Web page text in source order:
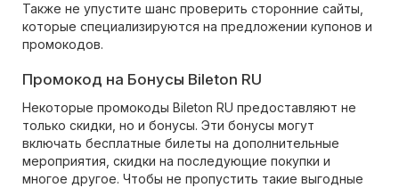
Также не упустите шанс проверить сторонние сайты,
которые специализируются на предложении купонов и
промокодов.
Промокод на Бонусы Bileton RU
Некоторые промокоды Bileton RU предоставляют не
только скидки, но и бонусы. Эти бонусы могут
включать бесплатные билеты на дополнительные
мероприятия, скидки на последующие покупки и
многое другое. Чтобы не пропустить такие выгодные